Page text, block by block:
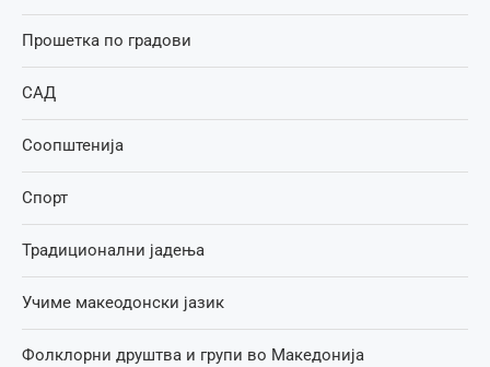
Прошетка по градови
САД
Соопштенија
Спорт
Традиционални јадења
Учиме макеодонски јазик
Фолклорни друштва и групи во Македонија